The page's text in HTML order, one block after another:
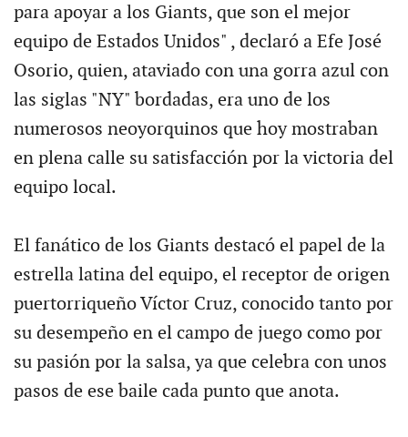
para apoyar a los Giants, que son el mejor
equipo de Estados Unidos" , declaró a Efe José
Osorio, quien, ataviado con una gorra azul con
las siglas "NY" bordadas, era uno de los
numerosos neoyorquinos que hoy mostraban
en plena calle su satisfacción por la victoria del
equipo local.
El fanático de los Giants destacó el papel de la
estrella latina del equipo, el receptor de origen
puertorriqueño Víctor Cruz, conocido tanto por
su desempeño en el campo de juego como por
su pasión por la salsa, ya que celebra con unos
pasos de ese baile cada punto que anota.